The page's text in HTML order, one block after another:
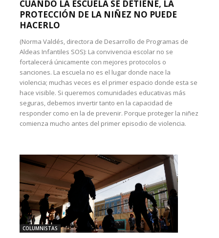
CUANDO LA ESCUELA SE DETIENE, LA
PROTECCIÓN DE LA NIÑEZ NO PUEDE
HACERLO
(Norma Valdés, directora de Desarrollo de Programas de
Aldeas Infantiles SOS): La convivencia escolar no se
fortalecerá únicamente con mejores protocolos o
sanciones. La escuela no es el lugar donde nace la
violencia; muchas veces es el primer espacio donde esta se
hace visible. Si queremos comunidades educativas más
seguras, debemos invertir tanto en la capacidad de
responder como en la de prevenir. Porque proteger la niñez
comienza mucho antes del primer episodio de violencia.
COLUMNISTAS